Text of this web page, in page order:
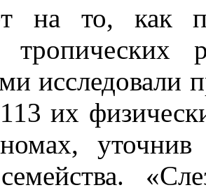
на то, как
исследовали
их
уточнив